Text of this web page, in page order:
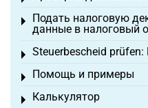
Подать налоговую
данные в налоговый
Toggle menu
Steuerbescheid
Toggle menu
Помощь и примеры
Toggle menu
Калькулятор
Toggle menu